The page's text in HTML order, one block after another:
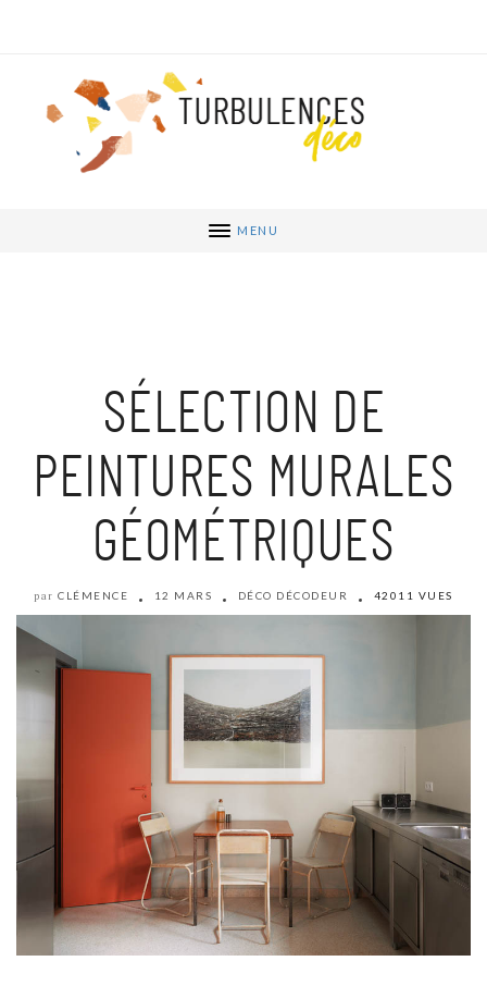
MENU
SÉLECTION DE
PEINTURES MURALES
GÉOMÉTRIQUES
par CLÉMENCE 12 MARS DÉCO DÉCODEUR 42011 VUES